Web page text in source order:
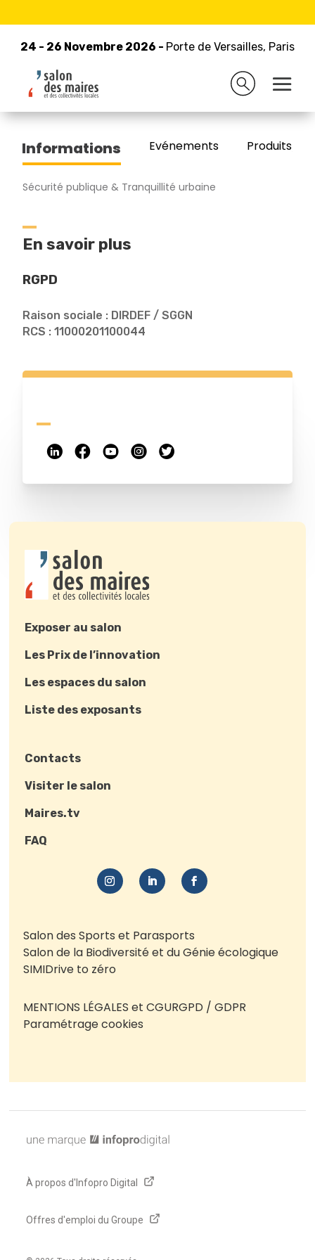
24 - 26 Novembre 2026 - Porte de Versailles, Paris
24 - 26 Novembre 2026 - Porte de Versailles, Paris
Retour à la liste des exposants
GARDE NATIONALE
Informations Evénements Produits/
Sécurité publique & Tranquillité urbaine
En savoir plus
RGPD
Raison sociale : DIRDEF / SGGN
RCS : 11000201100044
Exposer au salon
Les Prix de l’innovation
Les espaces du salon
Liste des exposants
Contacts
Visiter le salon
Maires.tv
FAQ
Salon des Sports et Parasports
Salon de la Biodiversité et du Génie écologique
SIMIDrive to zéro
MENTIONS LÉGALES et CGURGPD / GDPR
Paramétrage cookies